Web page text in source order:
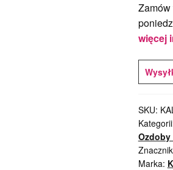
więcej
SKU:
Marka: